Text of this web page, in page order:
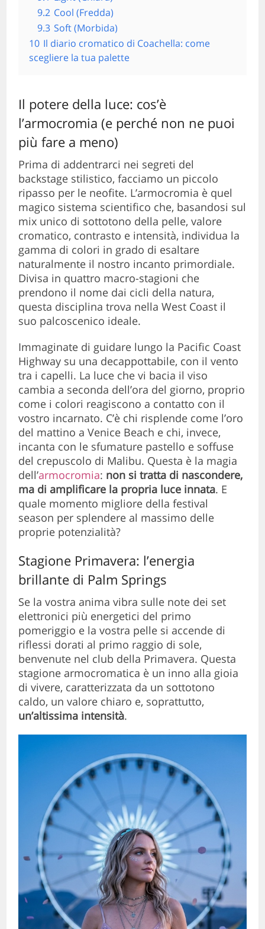
9.2 Cool (Fredda)
9.3 Soft (Morbida)
10 Il diario cromatico di Coachella: come
scegliere la tua palette
Il potere della luce: cos’è
l’armocromia (e perché non ne puoi
più fare a meno)
Prima di addentrarci nei segreti del
backstage stilistico, facciamo un piccolo
ripasso per le neofite. L’armocromia è quel
magico sistema scientifico che, basandosi sul
mix unico di sottotono della pelle, valore
cromatico, contrasto e intensità, individua la
gamma di colori in grado di esaltare
naturalmente il nostro incanto primordiale.
Divisa in quattro macro-stagioni che
prendono il nome dai cicli della natura,
questa disciplina trova nella West Coast il
suo palcoscenico ideale.
Immaginate di guidare lungo la Pacific Coast
Highway su una decappottabile, con il vento
tra i capelli. La luce che vi bacia il viso
cambia a seconda dell’ora del giorno, proprio
come i colori reagiscono a contatto con il
vostro incarnato. C’è chi risplende come l’oro
del mattino a Venice Beach e chi, invece,
incanta con le sfumature pastello e soffuse
del crepuscolo di Malibu. Questa è la magia
dell’armocromia: non si tratta di nascondere,
ma di amplificare la propria luce innata. E
quale momento migliore della festival
season per splendere al massimo delle
proprie potenzialità?
Stagione Primavera: l’energia
brillante di Palm Springs
Se la vostra anima vibra sulle note dei set
elettronici più energetici del primo
pomeriggio e la vostra pelle si accende di
riflessi dorati al primo raggio di sole,
benvenute nel club della Primavera. Questa
stagione armocromatica è un inno alla gioia
di vivere, caratterizzata da un sottotono
caldo, un valore chiaro e, soprattutto,
un’altissima intensità.